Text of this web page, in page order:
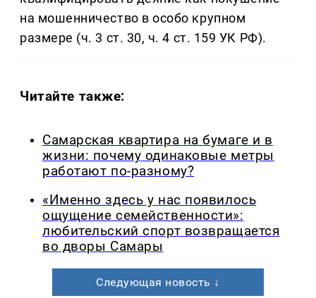
на мошенничество в особо крупном
размере (ч. 3 ст. 30, ч. 4 ст. 159 УК РФ).
Читайте также:
Самарская квартира на бумаге и в
жизни: почему одинаковые метры
работают по-разному?
«Именно здесь у нас появилось
ощущение семейственности»:
любительский спорт возвращается
во дворы Самары
Следующая новость ↓